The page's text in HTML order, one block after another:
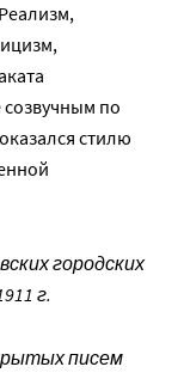
по
стилю
городских
г.
писем